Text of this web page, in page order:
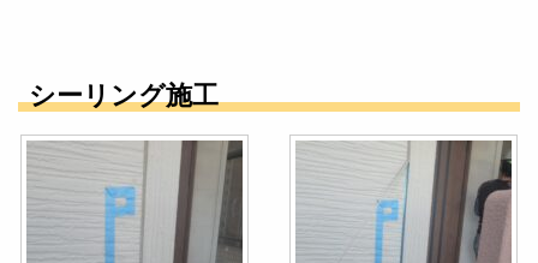
シーリング施工